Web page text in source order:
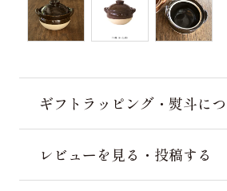
ギフトラッピング・熨斗に
レビューを見る・投稿する